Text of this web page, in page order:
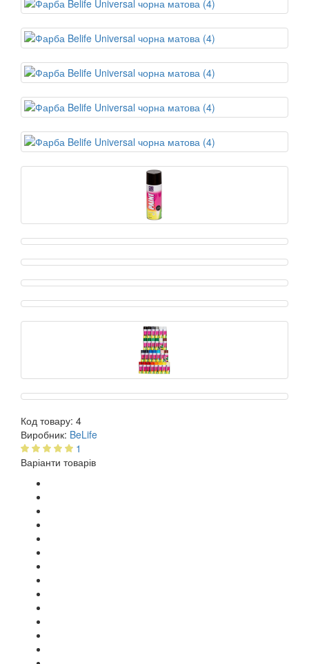
Код товару: 4
Виробник: BeLife
1
Варіанти товарів